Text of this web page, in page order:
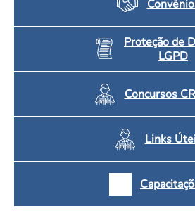
Proteção de
LGPD
Concursos
Links